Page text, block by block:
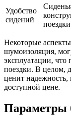
Удобство
сидений
Некоторые
шумоизоляция,
эксплуатации, что
поездки. В целом,
ценит
доступной цене.
Параметры